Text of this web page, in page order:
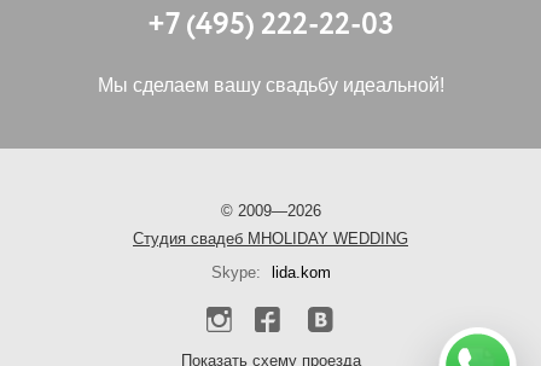
+7 (495) 222-22-03
Мы сделаем вашу свадьбу идеальной!
© 2009—2026
Cтудия свадеб MHOLIDAY WEDDING
Skype:
lida.kom
Показать схему проезда